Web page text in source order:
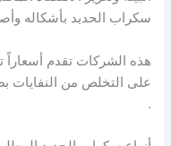
سكراب الحديد بأشكاله
هذه الشركات تقدم
على التخلص من النفايات
.